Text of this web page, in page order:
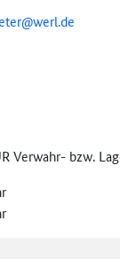
werl.de
Verwahr- bzw.